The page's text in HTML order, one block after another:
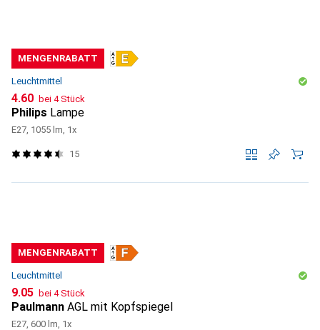
MENGENRABATT
Leuchtmittel
CHF
4.60 bei 4 Stück
Philips Lampe
E27, 1055 lm, 1x
15
MENGENRABATT
Leuchtmittel
CHF
9.05 bei 4 Stück
Paulmann AGL mit Kopfspiegel
E27, 600 lm, 1x